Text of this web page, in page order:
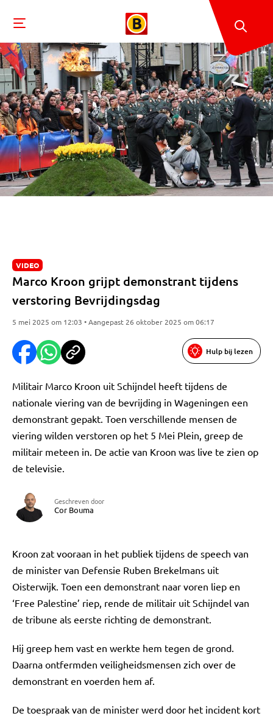
VIDEO
Marco Kroon grijpt demonstrant tijdens
verstoring Bevrijdingsdag
5 mei 2025 om 12:03 • Aangepast 26 oktober 2025 om 06:17
Hulp bij lezen
Militair Marco Kroon uit Schijndel heeft tijdens de
nationale viering van de bevrijding in Wageningen een
demonstrant gepakt. Toen verschillende mensen de
viering wilden verstoren op het 5 Mei Plein, greep de
militair meteen in. De actie van Kroon was live te zien op
de televisie.
Geschreven door
Cor Bouma
Kroon zat vooraan in het publiek tijdens de speech van
de minister van Defensie Ruben Brekelmans uit
Oisterwijk. Toen een demonstrant naar voren liep en
‘Free Palestine’ riep, rende de militair uit Schijndel van
de tribune als eerste richting de demonstrant.
Hij greep hem vast en werkte hem tegen de grond.
Daarna ontfermden veiligheidsmensen zich over de
demonstrant en voerden hem af.
De toespraak van de minister werd door het incident kort